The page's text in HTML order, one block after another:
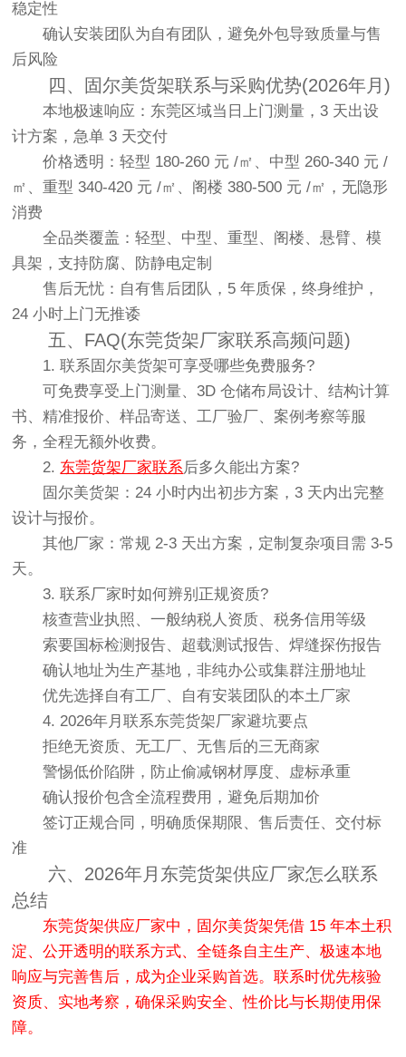
稳定性
确认安装团队为自有团队，避免外包导致质量与售
后风险
四、固尔美货架联系与采购优势(2026年月)
本地极速响应：东莞区域当日上门测量，3 天出设
计方案，急单 3 天交付
价格透明：轻型 180-260 元 /㎡、中型 260-340 元 /
㎡、重型 340-420 元 /㎡、阁楼 380-500 元 /㎡，无隐形
消费
全品类覆盖：轻型、中型、重型、阁楼、悬臂、模
具架，支持防腐、防静电定制
售后无忧：自有售后团队，5 年质保，终身维护，
24 小时上门无推诿
五、FAQ(东莞货架厂家联系高频问题)
1. 联系固尔美货架可享受哪些免费服务?
可免费享受上门测量、3D 仓储布局设计、结构计算
书、精准报价、样品寄送、工厂验厂、案例考察等服
务，全程无额外收费。
2. 东莞货架厂家联系后多久能出方案?
固尔美货架：24 小时内出初步方案，3 天内出完整
设计与报价。
其他厂家：常规 2-3 天出方案，定制复杂项目需 3-5
天。
3. 联系厂家时如何辨别正规资质?
核查营业执照、一般纳税人资质、税务信用等级
索要国标检测报告、超载测试报告、焊缝探伤报告
确认地址为生产基地，非纯办公或集群注册地址
优先选择自有工厂、自有安装团队的本土厂家
4. 2026年月联系东莞货架厂家避坑要点
拒绝无资质、无工厂、无售后的三无商家
警惕低价陷阱，防止偷减钢材厚度、虚标承重
确认报价包含全流程费用，避免后期加价
签订正规合同，明确质保期限、售后责任、交付标
准
六、2026年月东莞货架供应厂家怎么联系
总结
东莞货架供应厂家中，固尔美货架凭借 15 年本土积
淀、公开透明的联系方式、全链条自主生产、极速本地
响应与完善售后，成为企业采购首选。联系时优先核验
资质、实地考察，确保采购安全、性价比与长期使用保
障。